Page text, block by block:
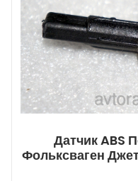
Датчик ABS
Фольксваген